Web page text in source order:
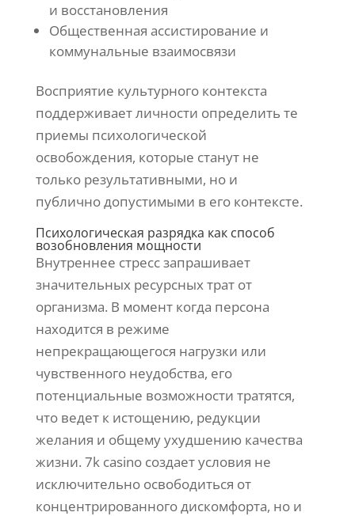
и восстановления
Общественная ассистирование и
коммунальные взаимосвязи
Восприятие культурного контекста
поддерживает личности определить те
приемы психологической
освобождения, которые станут не
только результативными, но и
публично допустимыми в его контексте.
Психологическая разрядка как способ
возобновления мощности
Внутреннее стресс запрашивает
значительных ресурсных трат от
организма. В момент когда персона
находится в режиме
непрекращающегося нагрузки или
чувственного неудобства, его
потенциальные возможности тратятся,
что ведет к истощению, редукции
желания и общему ухудшению качества
жизни. 7k casino создает условия не
исключительно освободиться от
концентрированного дискомфорта, но и